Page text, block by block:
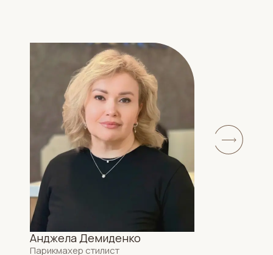
Анджела Демиденко
Парикмахер стилист